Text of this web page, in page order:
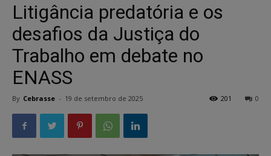
Litigância predatória e os
desafios da Justiça do
Trabalho em debate no
ENASS
By Cebrasse - 19 de setembro de 2025 0
201